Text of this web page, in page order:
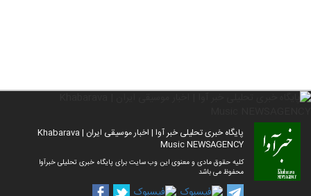
پایگاه خبری تحلیلی خبر آوا | اخبار موسیقی ایران | Khabarava
Music NEWSAGENCY
کلیه حقوق مادی و معنوی این وب سایت برای پایگاه خبری تحلیلی خبرآوا
محفوظ می باشد